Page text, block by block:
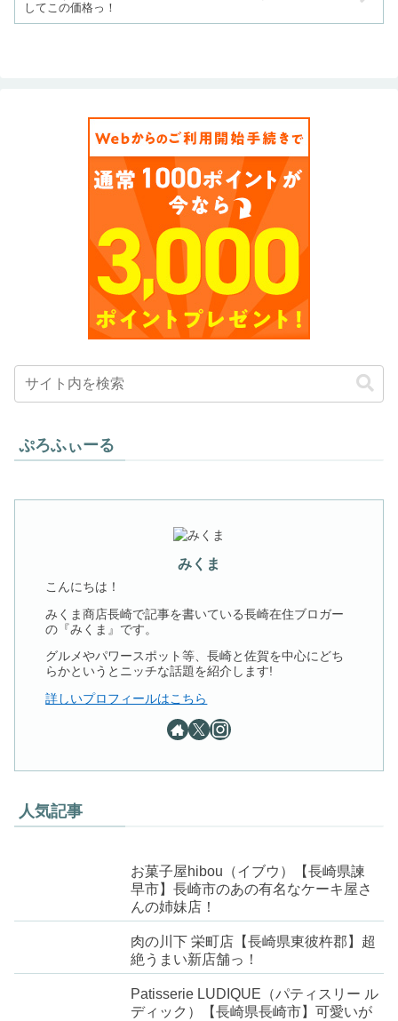
してこの価格っ！
ぷろふぃーる
みくま
こんにちは！
みくま商店長崎で記事を書いている長崎在住ブロガー
の『みくま』です。
グルメやパワースポット等、長崎と佐賀を中心にどち
らかというとニッチな話題を紹介します!
詳しいプロフィールはこちら
人気記事
お菓子屋hibou（イブウ）【長崎県諫
早市】長崎市のあの有名なケーキ屋さ
んの姉妹店！
肉の川下 栄町店【長崎県東彼杵郡】超
絶うまい新店舗っ！
Patisserie LUDIQUE（パティスリー ル
ディック）【長崎県長崎市】可愛いが